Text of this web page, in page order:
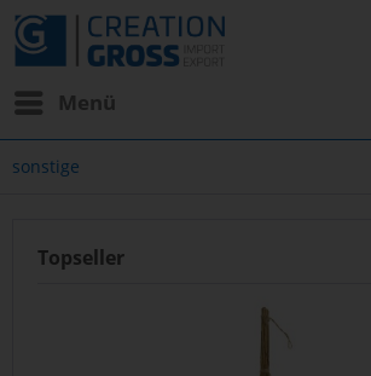
Menü
sonstige
Topseller